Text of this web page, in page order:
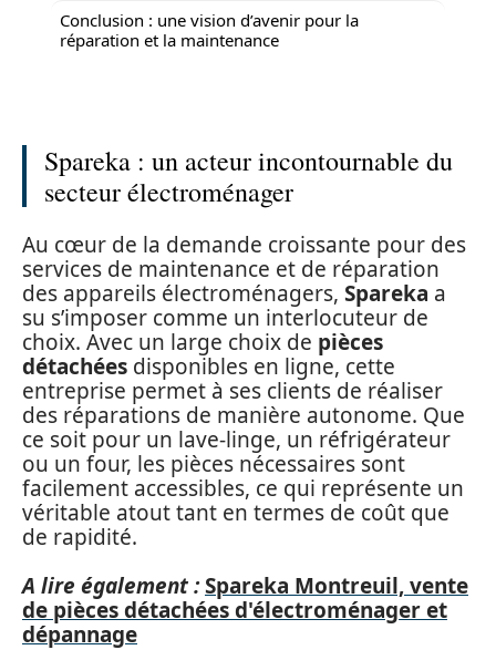
Conclusion : une vision d’avenir pour la
réparation et la maintenance
Spareka : un acteur incontournable du
secteur électroménager
Au cœur de la demande croissante pour des
services de maintenance et de réparation
des appareils électroménagers, Spareka a
su s’imposer comme un interlocuteur de
choix. Avec un large choix de pièces
détachées disponibles en ligne, cette
entreprise permet à ses clients de réaliser
des réparations de manière autonome. Que
ce soit pour un lave-linge, un réfrigérateur
ou un four, les pièces nécessaires sont
facilement accessibles, ce qui représente un
véritable atout tant en termes de coût que
de rapidité.
A lire également :Spareka Montreuil, vente
de pièces détachées d'électroménager et
dépannage